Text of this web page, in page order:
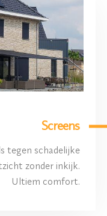
Screens
tegen schadelijke
zonder inkijk.
Ultiem comfort.